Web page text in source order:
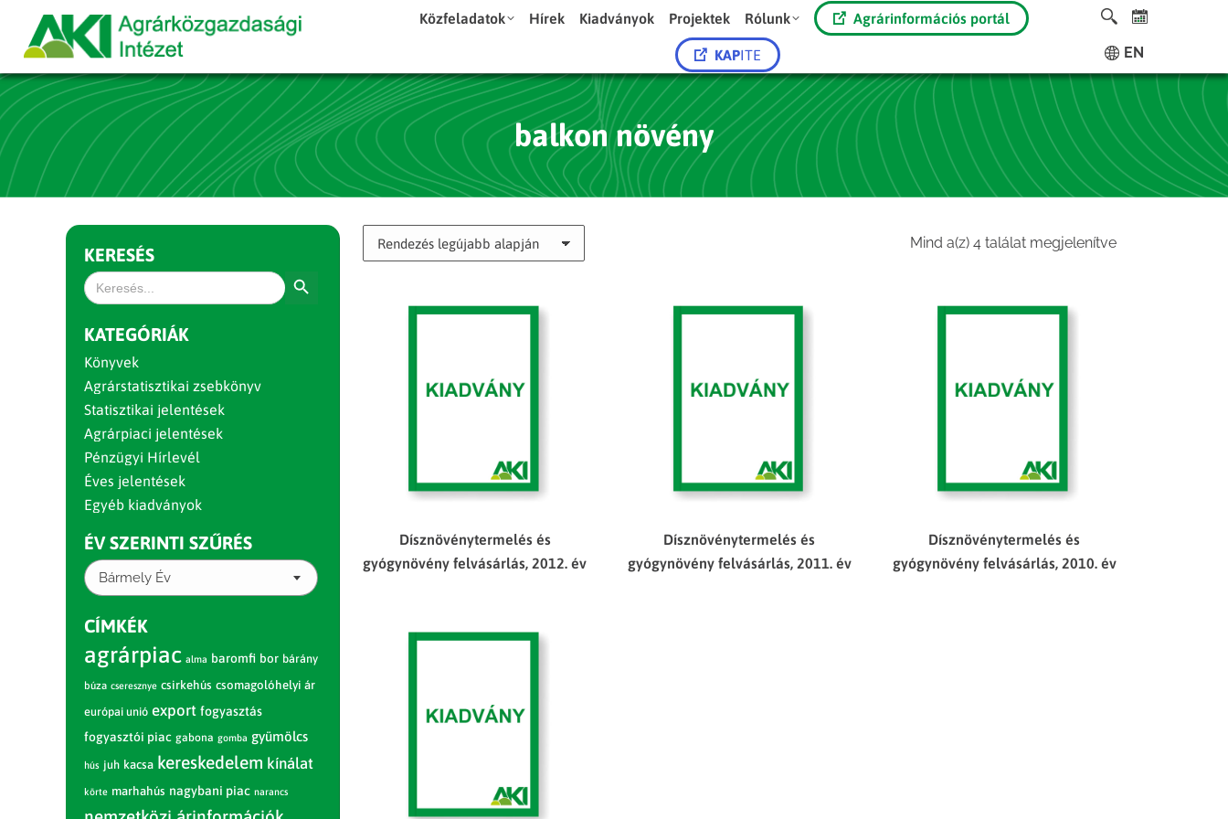
Közfeladatok Hírek Kiadványok Projektek Rólunk Agrárinformációs portál
KAPITE EN
balkon növény
Mind a(z) 4 találat megjelenítveSorted
Dísznövénytermelés és
gyógynövény felvásárlás, 2012. év
Dísznövénytermelés és
gyógynövény felvásárlás, 2011. év
Dísznövénytermelés és
gyógynövény felvásárlás, 2010. év
KERESÉS
Search
for:
KATEGÓRIÁK
Könyvek
Agrárstatisztikai zsebkönyv
Statisztikai jelentések
Agrárpiaci jelentések
Pénzügyi Hírlevél
Éves jelentések
Egyéb kiadványok
ÉV SZERINTI SZŰRÉS
Bármely Év
CÍMKÉK
agrárpiac alma baromfi bor bárány
búza cseresznye csirkehús csomagolóhelyi ár
európai unió export fogyasztás
fogyasztói piac gabona gomba gyümölcs
hús juh kacsa kereskedelem kínálat
körte marhahús nagybani piac narancs